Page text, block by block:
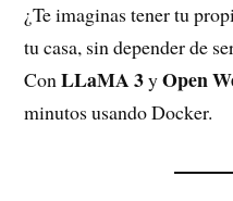
¿Te imaginas tener tu
tu casa, sin depender de
ConLLaMA 3yOpen
minutos usando Docker.